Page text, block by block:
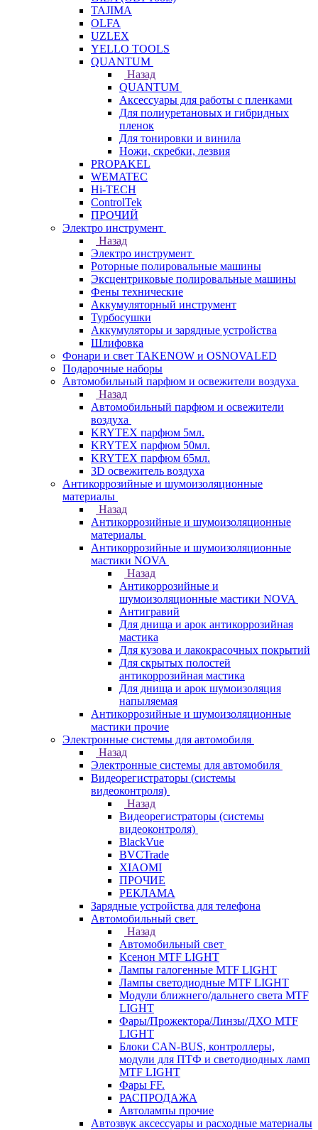
TAJIMA
OLFA
UZLEX
YELLO TOOLS
QUANTUM
Назад
QUANTUM
Аксессуары для работы с пленками
Для полиуретановых и гибридных
пленок
Для тонировки и винила
Ножи, скребки, лезвия
PROPAKEL
WEMATEC
Hi-TECH
ControlTek
ПРОЧИЙ
Электро инструмент
Назад
Электро инструмент
Роторные полировальные машины
Эксцентриковые полировальные машины
Фены технические
Аккумуляторный инструмент
Турбосушки
Аккумуляторы и зарядные устройства
Шлифовка
Фонари и свет TAKENOW и OSNOVALED
Подарочные наборы
Автомобильный парфюм и освежители воздуха
Назад
Автомобильный парфюм и освежители
воздуха
KRYTEX парфюм 5мл.
KRYTEX парфюм 50мл.
KRYTEX парфюм 65мл.
3D освежитель воздуха
Антикоррозийные и шумоизоляционные
материалы
Назад
Антикоррозийные и шумоизоляционные
материалы
Антикоррозийные и шумоизоляционные
мастики NOVA
Назад
Антикоррозийные и
шумоизоляционные мастики NOVA
Антигравий
Для днища и арок антикоррозийная
мастика
Для кузова и лакокрасочных покрытий
Для скрытых полостей
антикоррозийная мастика
Для днища и арок шумоизоляция
напыляемая
Антикоррозийные и шумоизоляционные
мастики прочие
Электронные системы для автомобиля
Назад
Электронные системы для автомобиля
Видеорегистраторы (системы
видеоконтроля)
Назад
Видеорегистраторы (системы
видеоконтроля)
BlackVue
BVCTrade
XIAOMI
ПРОЧИЕ
РЕКЛАМА
Зарядные устройства для телефона
Автомобильный свет
Назад
Автомобильный свет
Ксенон MTF LIGHT
Лампы галогенные MTF LIGHT
Лампы светодиодные MTF LIGHT
Модули ближнего/дальнего света MTF
LIGHT
Фары/Прожектора/Линзы/ДХО MTF
LIGHT
Блоки CAN-BUS, контроллеры,
модули для ПТФ и светодиодных ламп
MTF LIGHT
Фары FF.
РАСПРОДАЖА
Автолампы прочие
Автозвук аксессуары и расходные материалы